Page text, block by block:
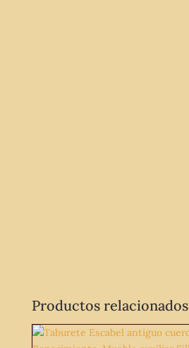
Productos relacionados